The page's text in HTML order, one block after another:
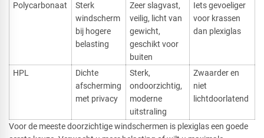
Polycarbonaat
Sterk
windscherm
bij hogere
belasting
Zeer slagvast,
veilig, licht van
gewicht,
geschikt voor
buiten
Iets gevoeliger
voor krassen
dan plexiglas
HPL
Dichte
afscherming
met privacy
Sterk,
ondoorzichtig,
moderne
uitstraling
Zwaarder en
niet
lichtdoorlatend
Voor de meeste doorzichtige windschermen is plexiglas een goede